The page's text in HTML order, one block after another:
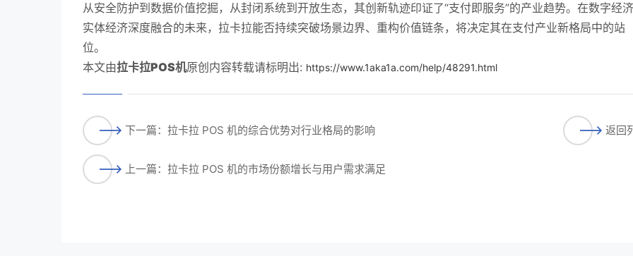
从安全防护到数据价值挖掘，从封闭系统到开放生态，其创新轨迹印证了“支付即服务”的产业趋势。在数字经
实体经济深度融合的未来，拉卡拉能否持续突破场景边界、重构价值链条，将决定其在支付产业新格局中的站
位。
本文由拉卡拉POS机原创内容转载请标明出: https://www.1aka1a.com/help/48291.html
下一篇：拉卡拉 POS 机的综合优势对行业格局的影响
上一篇：拉卡拉 POS 机的市场份额增长与用户需求满足
返回